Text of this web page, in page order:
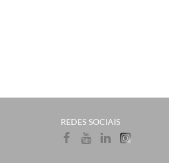
​REDES SOCIAI​S​​